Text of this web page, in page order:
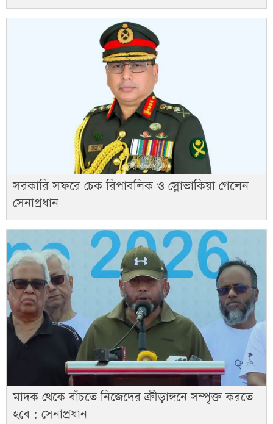
সরকারি সফরে চেক রিপাবলিক ও স্লোভাকিয়া গেলেন
সেনাপ্রধান
মাদক থেকে বাঁচতে নিজেদের ক্রীড়াঙ্গনে সম্পৃক্ত করতে
হবে : সেনাপ্রধান